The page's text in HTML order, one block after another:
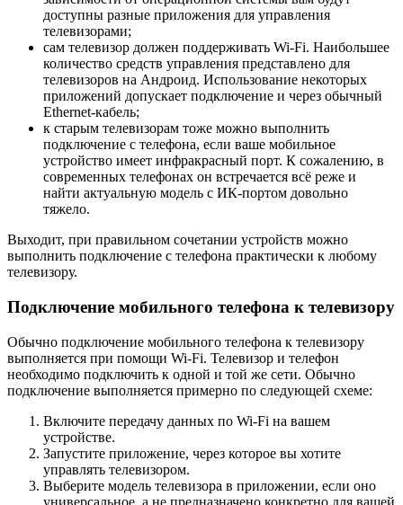
доступны разные приложения для управления
телевизорами;
сам телевизор должен поддерживать Wi-Fi. Наибольшее
количество средств управления представлено для
телевизоров на Андроид. Использование некоторых
приложений допускает подключение и через обычный
Ethernet-кабель;
к старым телевизорам тоже можно выполнить
подключение с телефона, если ваше мобильное
устройство имеет инфракрасный порт. К сожалению, в
современных телефонах он встречается всё реже и
найти актуальную модель с ИК-портом довольно
тяжело.
Выходит, при правильном сочетании устройств можно
выполнить подключение с телефона практически к любому
телевизору.
Подключение мобильного телефона к телевизору
Обычно подключение мобильного телефона к телевизору
выполняется при помощи Wi-Fi. Телевизор и телефон
необходимо подключить к одной и той же сети. Обычно
подключение выполняется примерно по следующей схеме:
Включите передачу данных по Wi-Fi на вашем
устройстве.
Запустите приложение, через которое вы хотите
управлять телевизором.
Выберите модель телевизора в приложении, если оно
универсальное, а не предназначено конкретно для вашей